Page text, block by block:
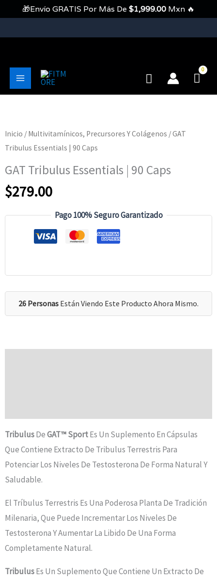
Contenido
Main
Buscar
Inicio / Multivitamínicos, Precursores Y Colágenos / GAT
Tribulus Essentials | 90 Caps
GAT Tribulus Essentials | 90 Caps
$279.00
Pago 100% Seguro Garantizado
26 Personas Están Viendo Este Producto Ahora Mismo.
TribulusDeGAT™ SportEs Un Suplemento En Cápsulas
Que Contiene Extracto De Tribulus Terrestris Para
Potenciar Los Niveles De Testosterona De Forma Natural Y
Saludable.
El Tríbulus Terrestris Es Una Poderosa Planta De Tradición
Milenaria, Que Puede Incrementar Los Niveles De
Testosterona Y Aumentar La Libido De Una Forma
Completamente Natural.
TribulusEs Un Suplemento Que Contiene Un Extracto De
🎁Envío GRATIS Por Más De $1,999.00 Mxn 🔥